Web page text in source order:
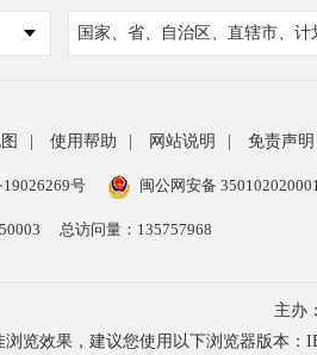
国家、省、自治区、直辖市、
使用帮助 网站说明 免责声明
19026269号 闽公网安备
总访问量： 135757968
主办
浏览效果，建议您使用以下浏览器版本：